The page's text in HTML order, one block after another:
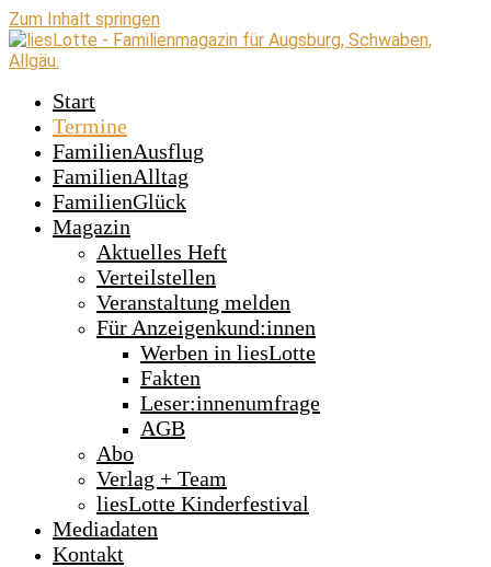
Zum Inhalt springen
Start
Termine
FamilienAusflug
FamilienAlltag
FamilienGlück
Magazin
Aktuelles Heft
Verteilstellen
Veranstaltung melden
Für Anzeigenkund:innen
Werben in liesLotte
Fakten
Leser:innenumfrage
AGB
Abo
Verlag + Team
liesLotte Kinderfestival
Mediadaten
Kontakt